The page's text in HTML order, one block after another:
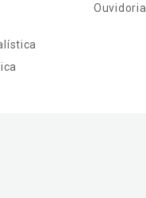
Ouvidoria